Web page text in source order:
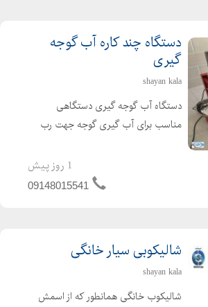
دستگاه چند کاره آب گوجه
گیری
shayan kala
دستگاه آب گوجه گیری دستگاهی
مناسب برای آب گیری گوجه جهت رب
آب آلوزرد برای لواشک و آب انار دانه شده
و آب سیب با ظرفیت 500 تا 700 کیلو در
1 روز پیش
09148015541
شالیکوبی سیار خانگی
shayan kala
شالیکوب خانگی همانطور که از اسمش